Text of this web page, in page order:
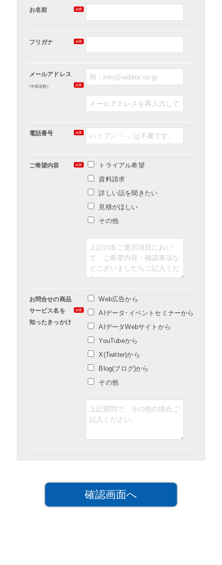
お名前
フリガナ
メールアドレス
(半角英数)
電話番号
ご希望内容
トライアル希望
資料請求
詳しい話を聞きたい
見積がほしい
その他
お問合せの商品
サービス名を
知ったきっかけ
Web広告から
AIデータ･イベントセミナーから
AIデータWebサイトから
YouTubeから
X(Twitter)から
Blog(ブログ)から
その他